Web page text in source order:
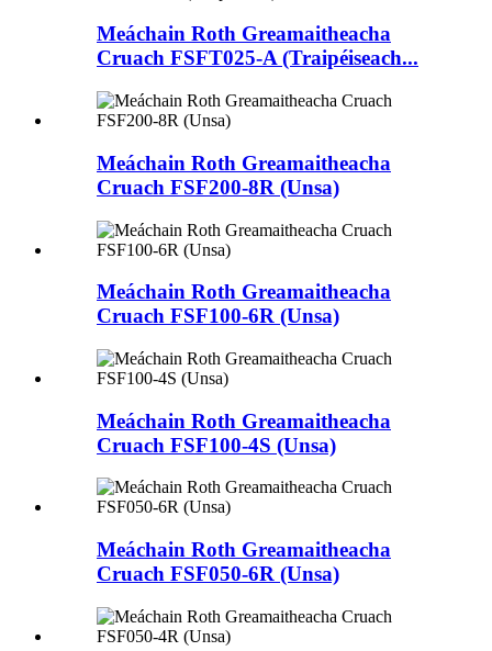
Meáchain Roth Greamaitheacha
Cruach FSFT025-A (Traipéiseach...
Meáchain Roth Greamaitheacha
Cruach FSF200-8R (Unsa)
Meáchain Roth Greamaitheacha
Cruach FSF100-6R (Unsa)
Meáchain Roth Greamaitheacha
Cruach FSF100-4S (Unsa)
Meáchain Roth Greamaitheacha
Cruach FSF050-6R (Unsa)